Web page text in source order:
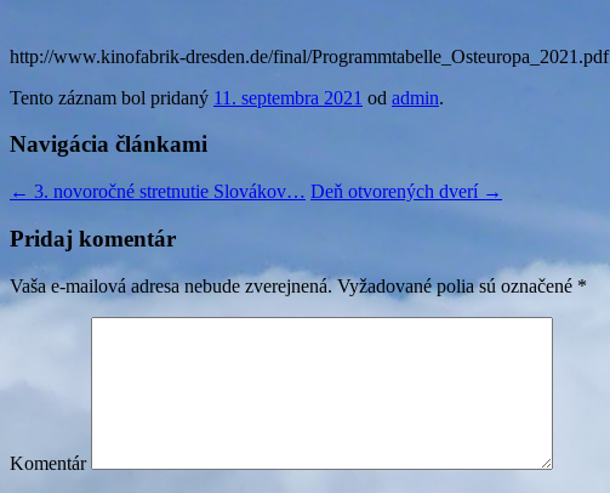
http://www.kinofabrik-dresden.de/final/Programmtabelle_Osteuropa_2021.pdf
Tento záznam bol pridaný 11. septembra 2021 od admin.
Navigácia článkami
← 3. novoročné stretnutie Slovákov… Deň otvorených dverí →
Pridaj komentár
Vaša e-mailová adresa nebude zverejnená.Vyžadované polia sú označené *
Komentár